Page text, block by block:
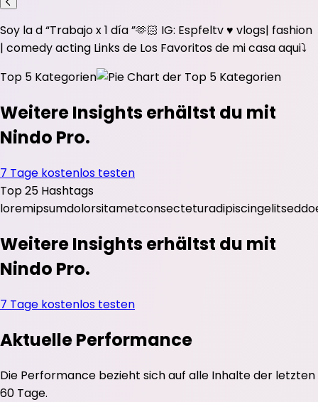
Soy la d “Trabajo x 1 día ”🫶🏻 IG: Espfeltv ♥️ vlogs| fashion
| comedy acting Links de Los Favoritos de mi casa aqui⤵️
Top 5 Kategorien
Weitere Insights erhältst du mit
Nindo Pro.
7 Tage kostenlos testen
Top 25 Hashtags
loremipsumdolorsitametconsecteturadipiscingelitseddo
Weitere Insights erhältst du mit
Nindo Pro.
7 Tage kostenlos testen
Aktuelle Performance
Die Performance bezieht sich auf alle Inhalte der letzten
60 Tage.